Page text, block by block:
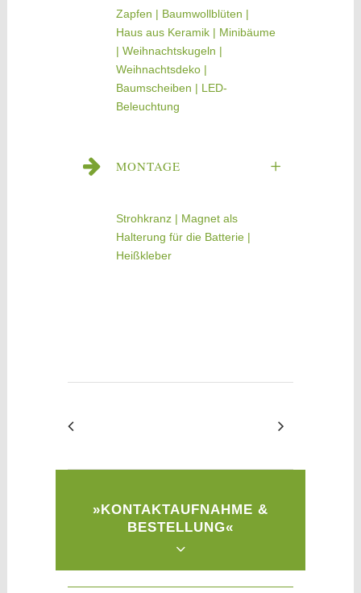
Zapfen | Baumwollblüten |
Haus aus Keramik | Minibäume
| Weihnachtskugeln |
Weihnachtsdeko |
Baumscheiben | LED-
Beleuchtung
MONTAGE
Strohkranz | Magnet als
Halterung für die Batterie |
Heißkleber
»KONTAKTAUFNAHME &
BESTELLUNG«